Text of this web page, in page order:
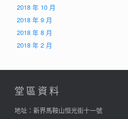
2018 年 10 月
2018 年 9 月
2018 年 8 月
2018 年 2 月
堂區資料
地址：新界馬鞍山恒光街十一號